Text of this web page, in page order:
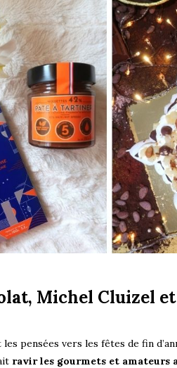
Michel Cluizel
pensées vers les fêtes de fin
ravir les gourmets et amateurs